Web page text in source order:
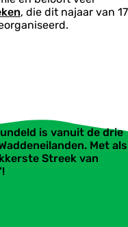
, die dit najaar van 17
is vanuit de drie
Met als
Streek van